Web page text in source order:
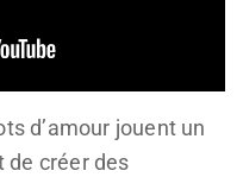
d’amour jouent un
de créer des